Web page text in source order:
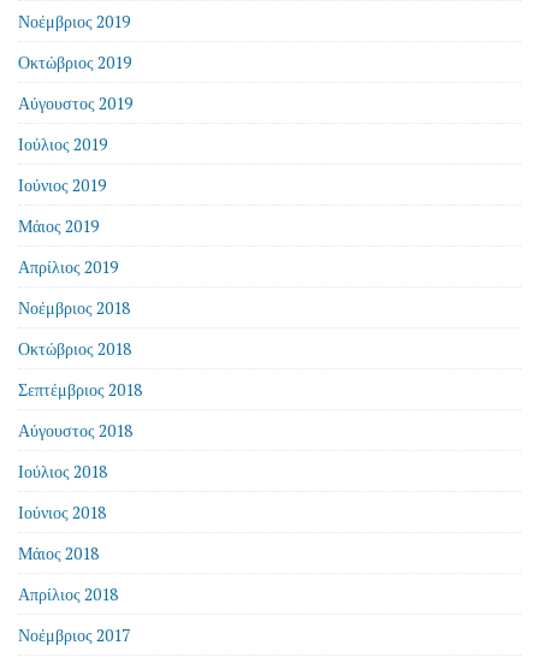
Νοέμβριος 2019
Οκτώβριος 2019
Αύγουστος 2019
Ιούλιος 2019
Ιούνιος 2019
Μάιος 2019
Απρίλιος 2019
Νοέμβριος 2018
Οκτώβριος 2018
Σεπτέμβριος 2018
Αύγουστος 2018
Ιούλιος 2018
Ιούνιος 2018
Μάιος 2018
Απρίλιος 2018
Νοέμβριος 2017